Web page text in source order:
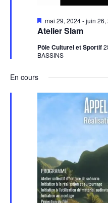
Atelier Slam
Mis
en
avant
mai 29, 2024-juin 26,
Pôle Culturel et Sportif
BASSINS
En cours